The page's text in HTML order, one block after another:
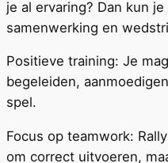
je al ervaring? Dan kun
samenwerking en
Positieve training: Je
begeleiden,
spel.
Focus op teamwork:
om correct uitvoeren,